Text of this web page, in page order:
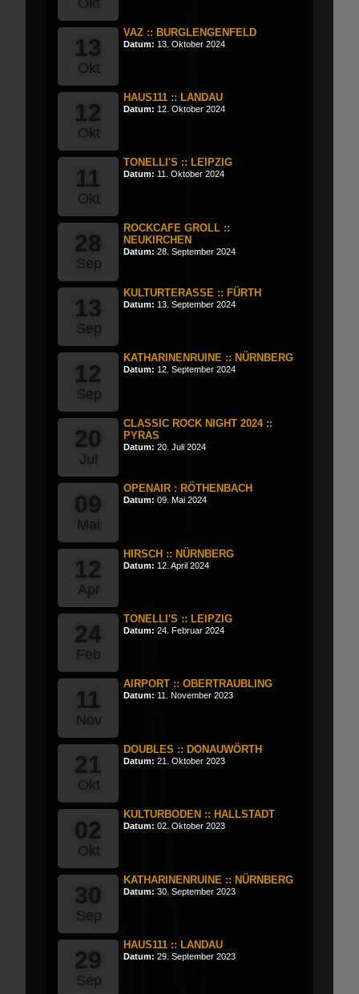
13
Okt
VAZ :: BURGLENGENFELD
Datum: 13. Oktober 2024
12
Okt
HAUS111 :: LANDAU
Datum: 12. Oktober 2024
11
Okt
TONELLI'S :: LEIPZIG
Datum: 11. Oktober 2024
28
Sep
ROCKCAFE GROLL ::
NEUKIRCHEN
Datum: 28. September 2024
13
Sep
KULTURTERASSE :: FÜRTH
Datum: 13. September 2024
12
Sep
KATHARINENRUINE :: NÜRNBERG
Datum: 12. September 2024
20
Jul
CLASSIC ROCK NIGHT 2024 ::
PYRAS
Datum: 20. Juli 2024
09
Mai
OPENAIR : RÖTHENBACH
Datum: 09. Mai 2024
12
Apr
HIRSCH :: NÜRNBERG
Datum: 12. April 2024
24
Feb
TONELLI'S :: LEIPZIG
Datum: 24. Februar 2024
11
Nov
AIRPORT :: OBERTRAUBLING
Datum: 11. November 2023
21
Okt
DOUBLES :: DONAUWÖRTH
Datum: 21. Oktober 2023
02
Okt
KULTURBODEN :: HALLSTADT
Datum: 02. Oktober 2023
30
Sep
KATHARINENRUINE :: NÜRNBERG
Datum: 30. September 2023
29
Sep
HAUS111 :: LANDAU
Datum: 29. September 2023